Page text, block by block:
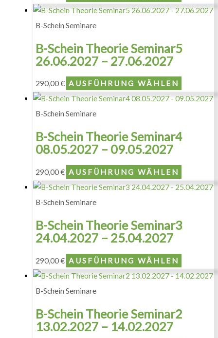
B-Schein Seminare
B-Schein Theorie Seminar5
26.06.2027 – 27.06.2027
290,00€ AUSFÜHRUNG WÄHLEN
B-Schein Seminare
B-Schein Theorie Seminar4
08.05.2027 – 09.05.2027
290,00€ AUSFÜHRUNG WÄHLEN
B-Schein Seminare
B-Schein Theorie Seminar3
24.04.2027 – 25.04.2027
290,00€ AUSFÜHRUNG WÄHLEN
B-Schein Seminare
B-Schein Theorie Seminar2
13.02.2027 – 14.02.2027